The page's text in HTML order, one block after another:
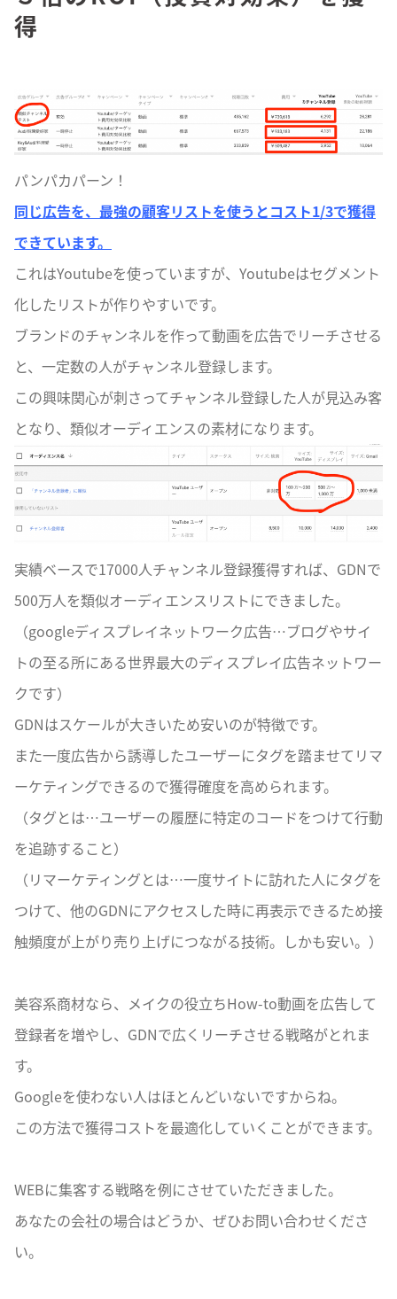
得
パンパカパーン！
同じ広告を、最強の顧客リストを使うとコスト1/3で獲得
できています。
これはYoutubeを使っていますが、Youtubeはセグメント
化したリストが作りやすいです。
ブランドのチャンネルを作って動画を広告でリーチさせる
と、一定数の人がチャンネル登録します。
この興味関心が刺さってチャンネル登録した人が見込み客
となり、類似オーディエンスの素材になります。
実績ベースで17000人チャンネル登録獲得すれば、GDNで
500万人を類似オーディエンスリストにできました。
（googleディスプレイネットワーク広告…ブログやサイ
トの至る所にある世界最大のディスプレイ広告ネットワー
クです）
GDNはスケールが大きいため安いのが特徴です。
また一度広告から誘導したユーザーにタグを踏ませてリマ
ーケティングできるので獲得確度を高められます。
（タグとは…ユーザーの履歴に特定のコードをつけて行動
を追跡すること）
（リマーケティングとは…一度サイトに訪れた人にタグを
つけて、他のGDNにアクセスした時に再表示できるため接
触頻度が上がり売り上げにつながる技術。しかも安い。）
美容系商材なら、メイクの役立ちHow-to動画を広告して
登録者を増やし、GDNで広くリーチさせる戦略がとれま
す。
Googleを使わない人はほとんどいないですからね。
この方法で獲得コストを最適化していくことができます。
WEBに集客する戦略を例にさせていただきました。
あなたの会社の場合はどうか、ぜひお問い合わせくださ
い。